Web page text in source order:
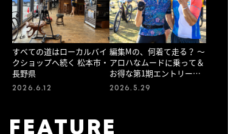
すべての道はローカルバイ
クショップへ続く 松本市・
長野県
2026.6.12
編集Mの、何着て走る？ 〜
アロハなムードに乗って＆
お得な第1期エントリーは
5/31まで！〜
2026.5.29
FEATURE